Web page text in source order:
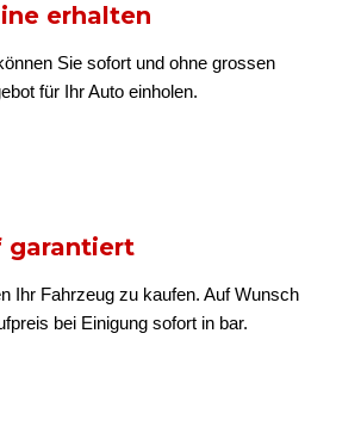
erhalten
Sie sofort und ohne grossen
für Ihr Auto einholen.
garantiert
Ihr Fahrzeug zu kaufen. Auf Wunsch
bei Einigung sofort in bar.